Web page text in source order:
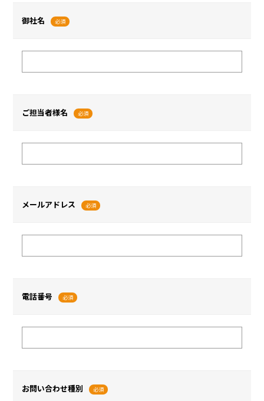
御社名 必須
ご担当者様名 必須
メールアドレス 必須
電話番号 必須
お問い合わせ種別 必須